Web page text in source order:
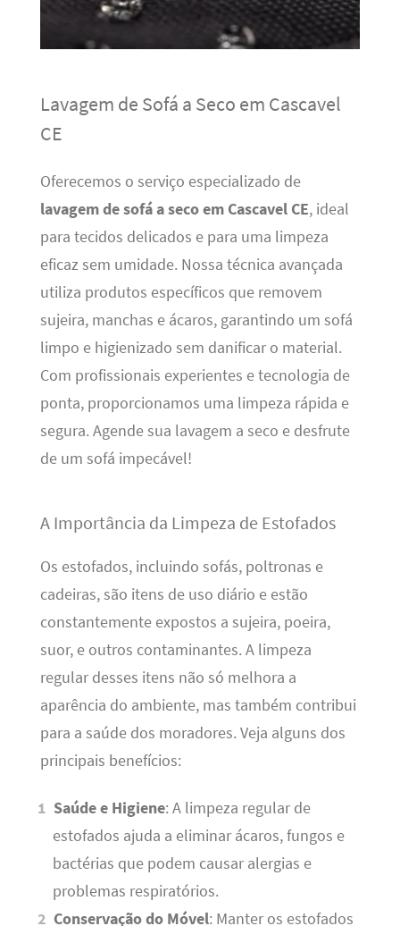
Lavagem de Sofá a Seco em Cascavel
CE
Oferecemos o serviço especializado de
lavagem de sofá a seco em Cascavel CE, ideal
para tecidos delicados e para uma limpeza
eficaz sem umidade. Nossa técnica avançada
utiliza produtos específicos que removem
sujeira, manchas e ácaros, garantindo um sofá
limpo e higienizado sem danificar o material.
Com profissionais experientes e tecnologia de
ponta, proporcionamos uma limpeza rápida e
segura. Agende sua lavagem a seco e desfrute
de um sofá impecável!
A Importância da Limpeza de Estofados
Os estofados, incluindo sofás, poltronas e
cadeiras, são itens de uso diário e estão
constantemente expostos a sujeira, poeira,
suor, e outros contaminantes. A limpeza
regular desses itens não só melhora a
aparência do ambiente, mas também contribui
para a saúde dos moradores. Veja alguns dos
principais benefícios:
Saúde e Higiene: A limpeza regular de
estofados ajuda a eliminar ácaros, fungos e
bactérias que podem causar alergias e
problemas respiratórios.
Conservação do Móvel: Manter os estofados